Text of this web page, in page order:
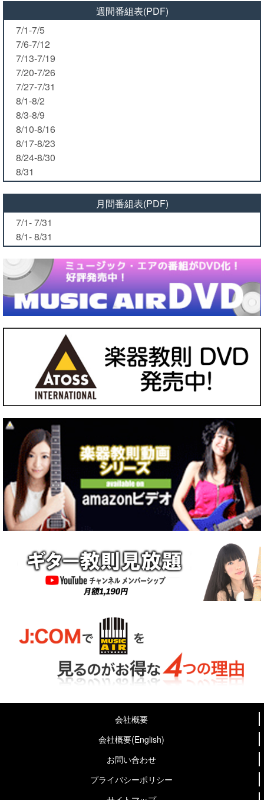
週間番組表(PDF)
7/1-7/5
7/6-7/12
7/13-7/19
7/20-7/26
7/27-7/31
8/1-8/2
8/3-8/9
8/10-8/16
8/17-8/23
8/24-8/30
8/31
月間番組表(PDF)
7/1- 7/31
8/1- 8/31
会社概要
会社概要(English)
お問い合わせ
プライバシーポリシー